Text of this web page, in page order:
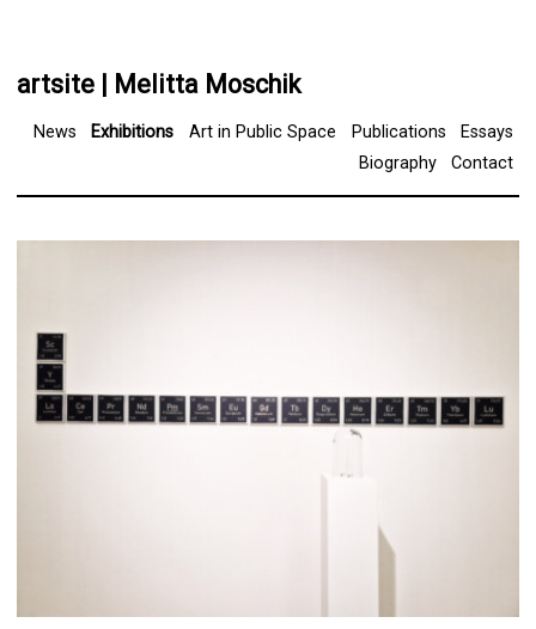
artsite | Melitta Moschik
News Exhibitions Art in Public Space Publications
Essays
Biography
Contact